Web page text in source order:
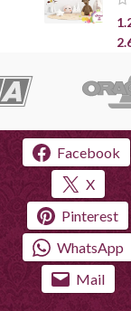
Facebook
X
Pinterest
WhatsApp
Mail